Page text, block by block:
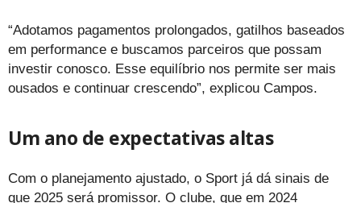
“Adotamos pagamentos prolongados, gatilhos baseados
em performance e buscamos parceiros que possam
investir conosco. Esse equilíbrio nos permite ser mais
ousados e continuar crescendo”, explicou Campos.
Um ano de expectativas altas
Com o planejamento ajustado, o Sport já dá sinais de
que 2025 será promissor. O clube, que em 2024